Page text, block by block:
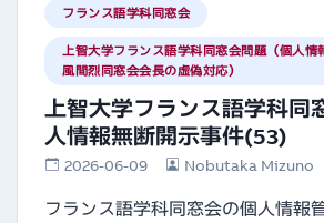
フランス語学科同窓会
上智大学フランス語学科同窓会問題（個人情
風間烈同窓会会長の虚偽対応）
上智大学フランス語学科同
人情報無断開示事件(53)
2026-06-09 Nobutaka Mizuno
フランス語学科同窓会の個人情報